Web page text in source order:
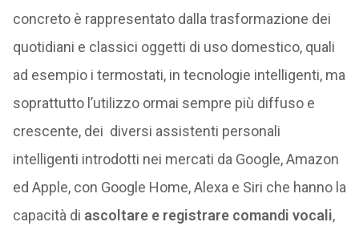
concreto è rappresentato dalla trasformazione dei
quotidiani e classici oggetti di uso domestico, quali
ad esempio i termostati, in tecnologie intelligenti, ma
soprattutto l’utilizzo ormai sempre più diffuso e
crescente, dei diversi assistenti personali
intelligenti introdotti nei mercati da Google, Amazon
ed Apple, con Google Home, Alexa e Siri che hanno la
capacità di ascoltare e registrare comandi vocali,